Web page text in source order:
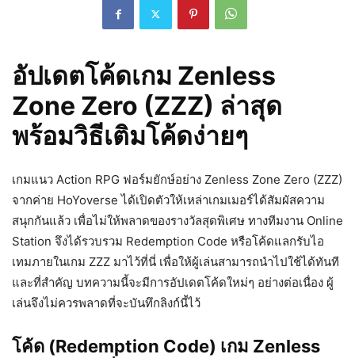
อัปเดตโค้ดเกม Zenless
Zone Zero (ZZZ) ล่าสุด
พร้อมวิธีเติมโค้ดง่ายๆ
เกมแนว Action RPG ฟอร์มยักษ์อย่าง Zenless Zone Zero (ZZZ)
จากค่าย HoYoverse ได้เปิดตัวให้เหล่าเกมเมอร์ได้สัมผัสความ
สนุกกันแล้ว เพื่อไม่ให้พลาดของรางวัลสุดพิเศษ ทางทีมงาน Online
Station จึงได้รวบรวม Redemption Code หรือโค้ดแลกรับไอ
เทมภายในเกม ZZZ มาไว้ที่นี่ เพื่อให้ผู้เล่นสามารถนำไปใช้ได้ทันที
และที่สำคัญ บทความนี้จะมีการอัปเดตโค้ดใหม่ๆ อย่างต่อเนื่อง ผู้
เล่นจึงไม่ควรพลาดที่จะบันทึกลิงก์นี้ไว้
โค้ด (Redemption Code) เกม Zenless